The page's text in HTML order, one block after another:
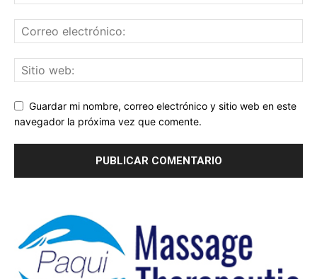
Guardar mi nombre, correo electrónico y sitio web en este
navegador la próxima vez que comente.